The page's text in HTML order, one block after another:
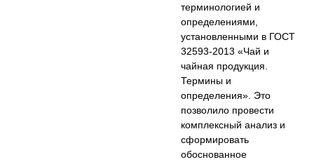
терминологией и
определениями,
установленными в ГОСТ
32593-2013 «Чай и
чайная продукция.
Термины и
определения». Это
позволило провести
комплексный анализ и
сформировать
обоснованное